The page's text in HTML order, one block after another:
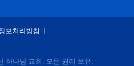
보처리방침
하나님 교회. 모든 권리 보유.